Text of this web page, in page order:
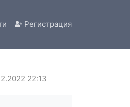
Регистрация
22:13